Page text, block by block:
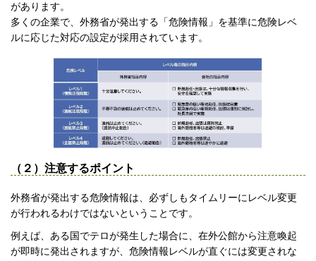
があります。
多くの企業で、外務省が発出する「危険情報」を基準に危険レベ
ルに応じた対応の設定が採用されています。
（２）注意するポイント
外務省が発出する危険情報は、必ずしもタイムリーにレベル変更
が行われるわけではないということです。
例えば、ある国でテロが発生した場合に、在外公館から注意喚起
が即時に発出されますが、危険情報レベルが直ぐには変更されな